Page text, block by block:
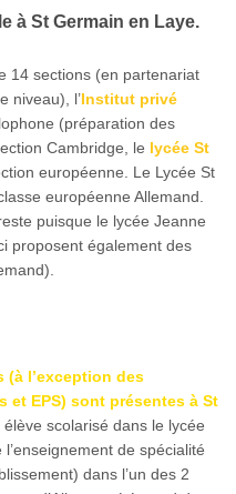
à St Germain en Laye.
14 sections (en partenariat
niveau), l’Institut privé
(préparation des
Cambridge, le lycée St
européenne. Le Lycée St
européenne Allemand.
puisque le lycée Jeanne
proposent également des
l’exception des
et EPS) sont présentes à St
scolarisé dans le lycée
l’enseignement de spécialité
dans l’un des 2